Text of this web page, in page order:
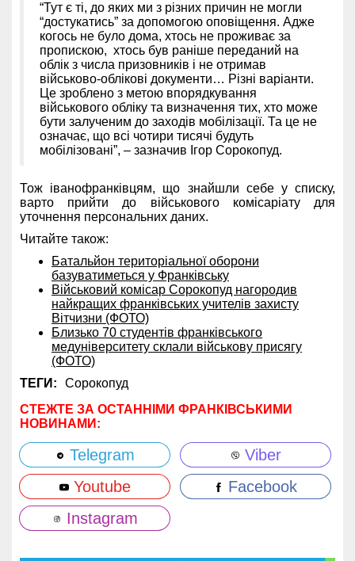
“Тут є ті, до яких ми з різних причин не могли
“достукатись” за допомогою оповіщення. Адже
когось не було дома, хтось не проживає за
пропискою, хтось був раніше переданий на
облік з числа призовників і не отримав
військово-облікові документи… Різні варіанти.
Це зроблено з метою впорядкування
військового обліку та визначення тих, хто може
бути залученим до заходів мобілізації. Та це не
означає, що всі чотири тисячі будуть
мобілізовані”, – зазначив Ігор Сорокопуд.
Тож іванофранківцям, що знайшли себе у списку,
варто прийти до військового комісаріату для
уточнення персональних даних.
Читайте також:
Батальйон територіальної оборони
базуватиметься у Франківську
Військовий комісар Сорокопуд нагородив
найкращих франківських учителів захисту
Вітчизни (ФОТО)
Близько 70 студентів франківського
медуніверситету склали військову присягу
(ФОТО)
ТЕГИ:
Сорокопуд
СТЕЖТЕ ЗА ОСТАННІМИ ФРАНКІВСЬКИМИ
НОВИНАМИ:
Telegram
Viber
Youtube
Facebook
Instagram